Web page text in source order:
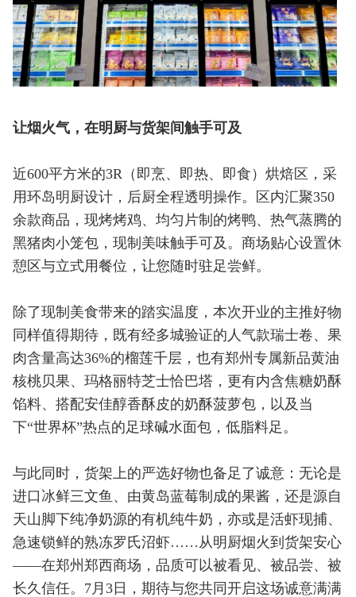
让烟火气，在明厨与货架间触手可及
近600平方米的3R（即烹、即热、即食）烘焙区，采
用环岛明厨设计，后厨全程透明操作。区内汇聚350
余款商品，现烤烤鸡、均匀片制的烤鸭、热气蒸腾的
黑猪肉小笼包，现制美味触手可及。商场贴心设置休
憩区与立式用餐位，让您随时驻足尝鲜。
除了现制美食带来的踏实温度，本次开业的主推好物
同样值得期待，既有经多城验证的人气款瑞士卷、果
肉含量高达36%的榴莲千层，也有郑州专属新品黄油
核桃贝果、玛格丽特芝士恰巴塔，更有内含焦糖奶酥
馅料、搭配安佳醇香酥皮的奶酥菠萝包，以及当
下“世界杯”热点的足球碱水面包，低脂料足。
与此同时，货架上的严选好物也备足了诚意：无论是
进口冰鲜三文鱼、由黄岛蓝莓制成的果酱，还是源自
天山脚下纯净奶源的有机纯牛奶，亦或是活虾现捕、
急速锁鲜的熟冻罗氏沼虾……从明厨烟火到货架安心
——在郑州郑西商场，品质可以被看见、被品尝、被
长久信任。7月3日，期待与您共同开启这场诚意满满